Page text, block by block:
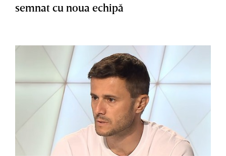
semnat cu noua echipă